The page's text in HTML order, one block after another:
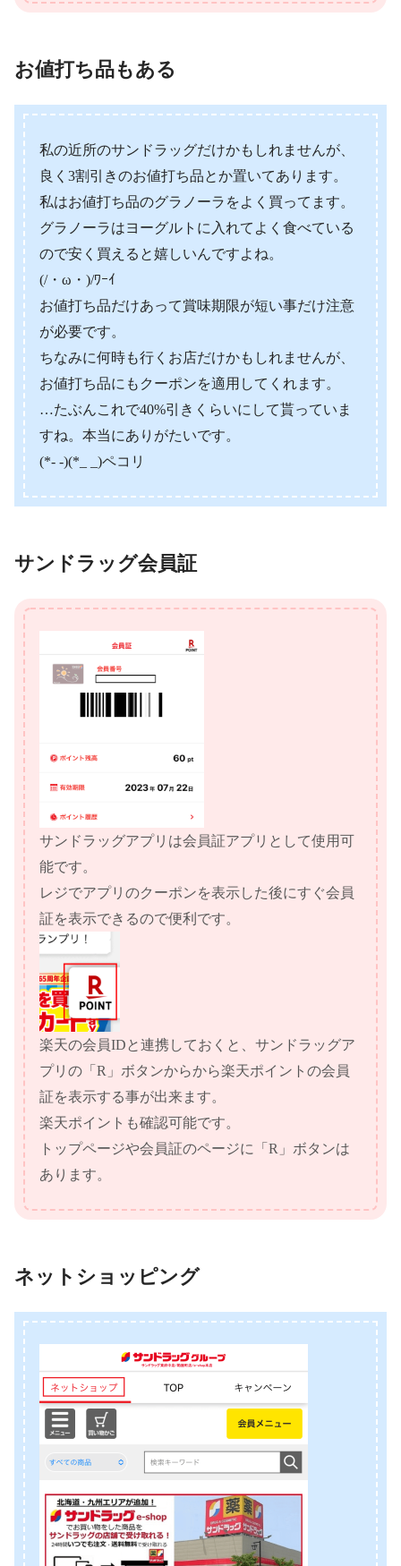
お値打ち品もある
私の近所のサンドラッグだけかもしれませんが、
良く3割引きのお値打ち品とか置いてあります。
私はお値打ち品のグラノーラをよく買ってます。
グラノーラはヨーグルトに入れてよく食べている
ので安く買えると嬉しいんですよね。
(/・ω・)/ﾜｰｲ
お値打ち品だけあって賞味期限が短い事だけ注意
が必要です。
ちなみに何時も行くお店だけかもしれませんが、
お値打ち品にもクーポンを適用してくれます。
…たぶんこれで40%引きくらいにして貰っていま
すね。本当にありがたいです。
(*- -)(*_ _)ペコリ
サンドラッグ会員証
サンドラッグアプリは会員証アプリとして使用可
能です。
レジでアプリのクーポンを表示した後にすぐ会員
証を表示できるので便利です。
楽天の会員IDと連携しておくと、サンドラッグア
プリの「R」ボタンからから楽天ポイントの会員
証を表示する事が出来ます。
楽天ポイントも確認可能です。
トップページや会員証のページに「R」ボタンは
あります。
ネットショッピング